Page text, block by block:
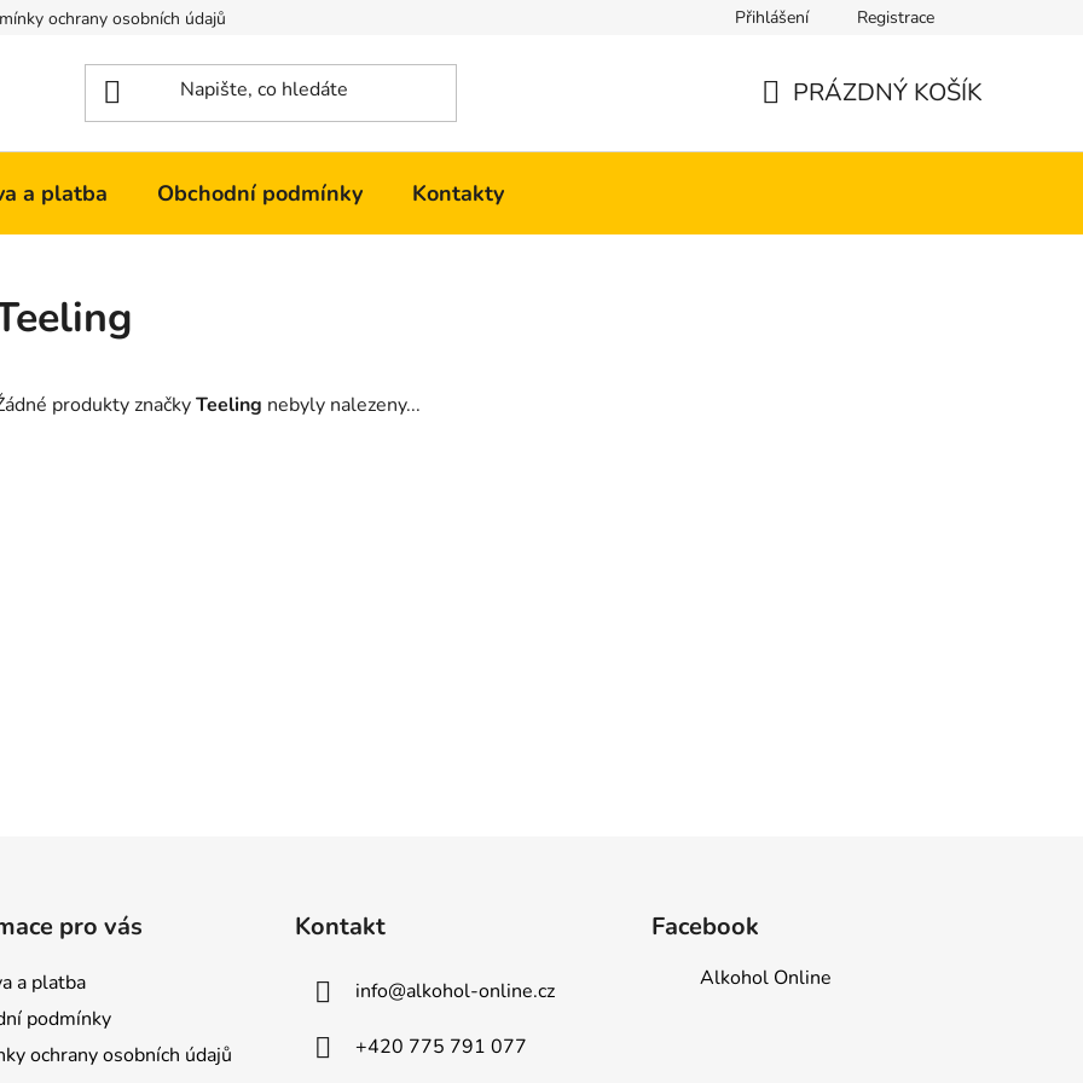
ochrany osobních údajů Přihlášení Registrace
PRÁZDNÝ KOŠÍK
a platba Obchodní podmínky Kontakty
produkty značkyTeeling nebyly nalezeny...
pro vás
a platba
podmínky
ochrany osobních údajů
Kontakt
info@alkohol-online.cz
+420 775 791 077
Facebook
Alkohol Online